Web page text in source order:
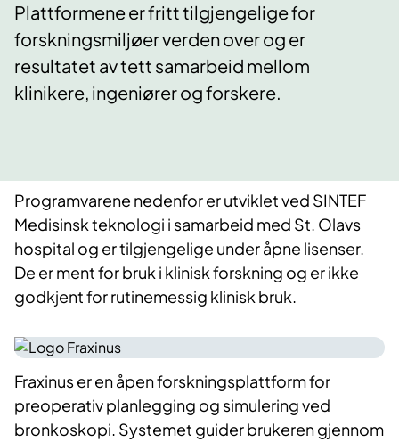
Plattformene er fritt tilgjengelige for
forskningsmiljøer verden over og er
resultatet av tett samarbeid mellom
klinikere, ingeniører og forskere.
Programvarene nedenfor er utviklet ved SINTEF
Medisinsk teknologi i samarbeid med St. Olavs
hospital og er tilgjengelige under åpne lisenser.
De er ment for bruk i klinisk forskning og er ikke
godkjent for rutinemessig klinisk bruk.
Fraxinus er en åpen forskningsplattform for
preoperativ planlegging og simulering ved
bronkoskopi. Systemet guider brukeren gjennom